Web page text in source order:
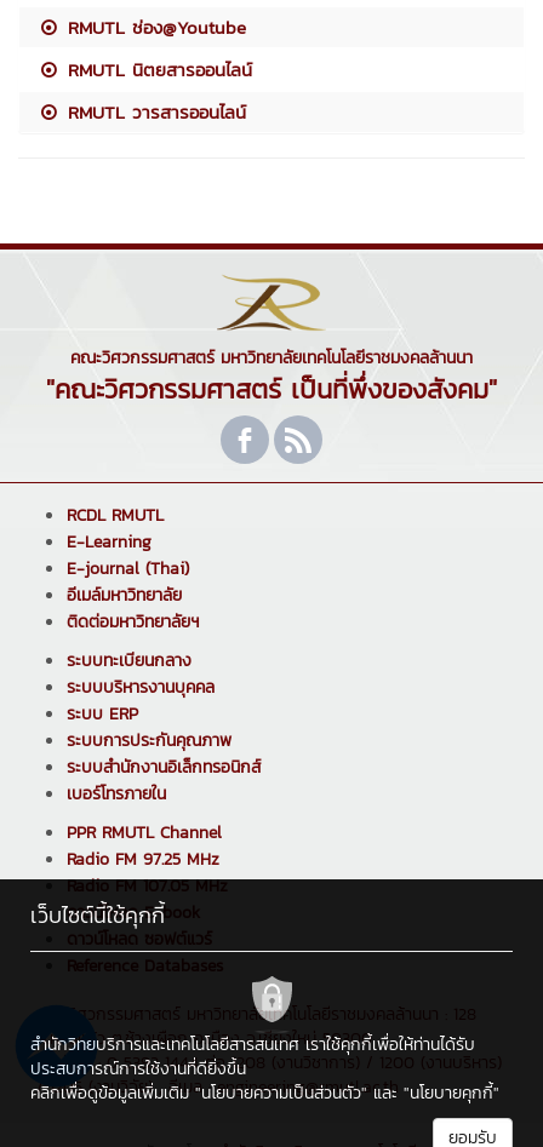
RMUTL ช่อง@Youtube
RMUTL นิตยสารออนไลน์
RMUTL วารสารออนไลน์
คณะวิศวกรรมศาสตร์ มหาวิทยาลัยเทคโนโลยีราชมงคลล้านนา
"คณะวิศวกรรมศาสตร์ เป็นที่พึ่งของสังคม"
RCDL RMUTL
E-Learning
E-journal (Thai)
อีเมล์มหาวิทยาลัย
ติดต่อมหาวิทยาลัยฯ
ระบบทะเบียนกลาง
ระบบบริหารงานบุคคล
ระบบ ERP
ระบบการประกันคุณภาพ
ระบบสำนักงานอิเล็กทรอนิกส์
เบอร์โทรภายใน
PPR RMUTL Channel
Radio FM 97.25 MHz
Radio FM 107.05 MHz
ดาวน์โหลด E-book
ดาวน์โหลด ซอฟต์แวร์
Reference Databases
คณะวิศวกรรมศาสตร์ มหาวิทยาลัยเทคโนโลยีราชมงคลล้านนา : 128
ถ.ห้วยแก้ว ต.ช้างเผือก อ.เมือง จ.เชียงใหม่ 50300
โทรศัพท์ : 0 5392 1444 ต่อ 1208 (งานวิชาการ) / 1200 (งานบริหาร)
/ 1205 (งานวิจัย) , อีเมล : engineering@rmutl.ac.th
เว็บไซต์นี้ใช้คุกกี้
สำนักวิทยบริการและเทคโนโลยีสารสนเทศ เราใช้คุกกี้เพื่อให้ท่านได้รับ
ประสบการณ์การใช้งานที่ดียิ่งขึ้น
คลิกเพื่อดูข้อมูลเพิ่มเติม "นโยบายความเป็นส่วนตัว" และ "นโยบายคุกกี้"
ยอมรับ